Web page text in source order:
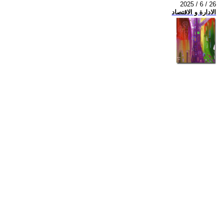
2025 / 6 / 26
الادارة و الاقتصاد